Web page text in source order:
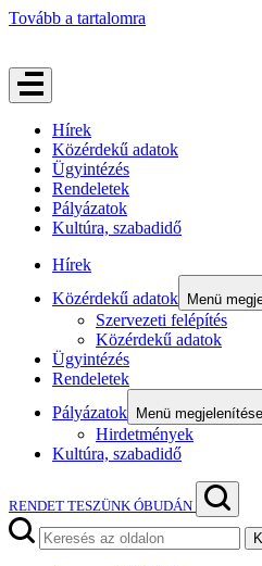
Tovább a tartalomra
Hírek
Közérdekű adatok
Ügyintézés
Rendeletek
Pályázatok
Kultúra, szabadidő
Hírek
Közérdekű adatok
Menü
Szervezeti felépítés
Közérdekű adatok
Ügyintézés
Rendeletek
Pályázatok
Menü
Hirdetmények
Kultúra, szabadidő
RENDET TESZÜNK ÓBUDÁN